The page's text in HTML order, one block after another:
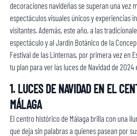
decoraciones navideñas se superan una vez
espectáculos visuales únicos y experiencias
visitantes. Además, este año, a las
espectáculo y al Jardín Botánico de la
Festival de las Linternas, por primera vez en
tu plan para ver las luces de Navidad de 2024
1. LUCES DE NAVIDAD EN EL
MÁLAGA
El centro histórico de Málaga brilla con una
que deja sin palabras a quienes pasean por